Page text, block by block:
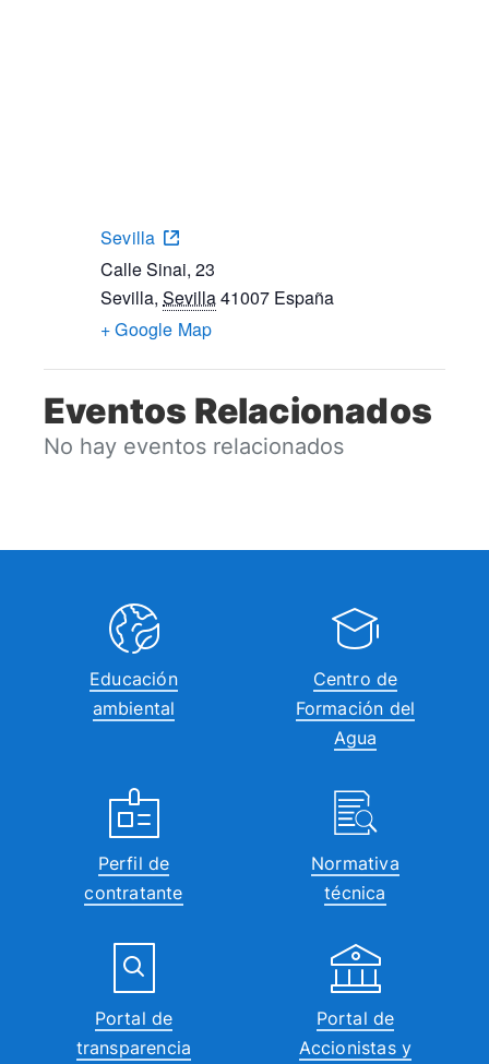
Sevilla
Calle Sinai, 23
Sevilla, Sevilla41007 España
+ Google Map
Eventos Relacionados
No hay eventos relacionados
Educación
ambiental
Centro de
Formación del
Agua
Perfil de
contratante
Normativa
técnica
Portal de
transparencia
Portal de
Accionistas y